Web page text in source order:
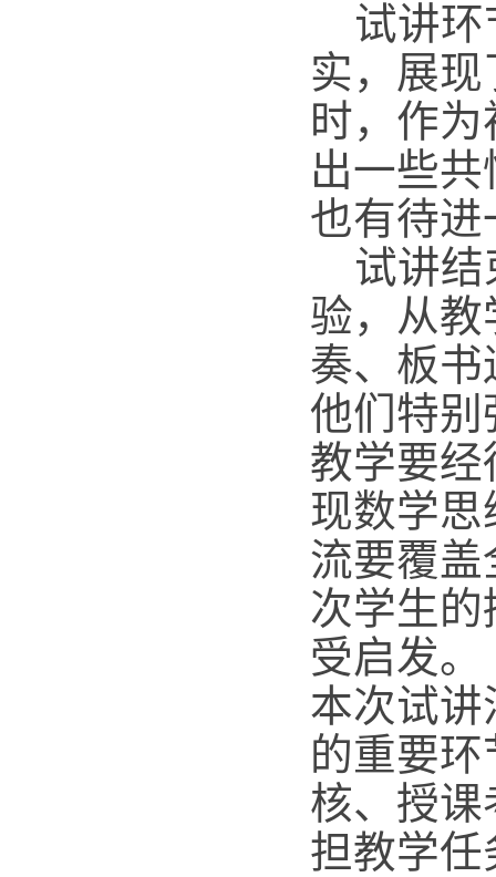
试讲
实，展
时，作
出一些
也有待进
试讲
验，从
奏、板
他们特
教学要
现数学
流要覆
次学生
受启发。
本次试
的重要
核、授
担教学